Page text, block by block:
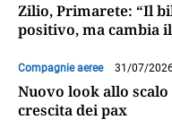
Zilio, Primarete: “Il
positivo, ma cambia
Compagnie aeree 31/07/
Nuovo look allo
crescita dei pax